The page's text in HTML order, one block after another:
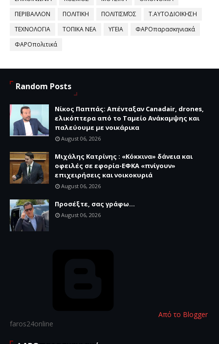
ΠΕΡΙΒΑΛΛΟΝ
ΠΟΛΙΤΙΚΗ ΠΟΛΙΤΙΣΜΌΣ
Τ.ΑΥΤΟΔΙΟΙΚΗΣΗ
ΤΕΧΝΟΛΟΓΙΑ
ΤΟΠΙΚΑ ΝΕΑ ΥΓΕΙΑ
ΦΑΡΟπαρασκηνιακά
ΦΑΡΟπολιτικά
Random Posts
Νίκος Παππάς: Απένταξαν Canadair, drones,
ελικόπτερα από το Ταμείο Ανάκαμψης και
παλεύουμε με νοικάρικα
August 06, 2026
Μιχάλης Κατρίνης : «Κόκκινα» δάνεια και
οφειλές σε εφορία-ΕΦΚΑ «πνίγουν»
επιχειρήσεις και νοικοκυριά
August 06, 2026
Προσέξτε, σας γράφω...
August 06, 2026
Από το Blogger
faros24online